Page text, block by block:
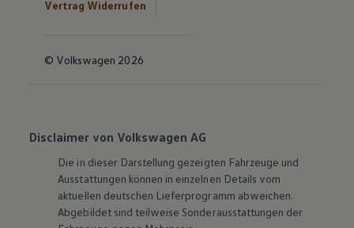
Vertrag Widerrufen
© Volkswagen 2026
Disclaimer von Volkswagen AG
Die in dieser Darstellung gezeigten Fahrzeuge und
Ausstattungen können in einzelnen Details vom
aktuellen deutschen Lieferprogramm abweichen.
Abgebildet sind teilweise Sonderausstattungen der